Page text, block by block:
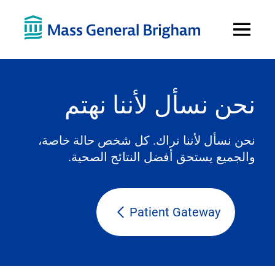
Menu
نحن نسأل لأننا نهتم
نحن نسأل لأننا نراك. كل شخص حالة خاصة،
والجميع يستحق أفضل النتائج الصحية.
Patient Gateway